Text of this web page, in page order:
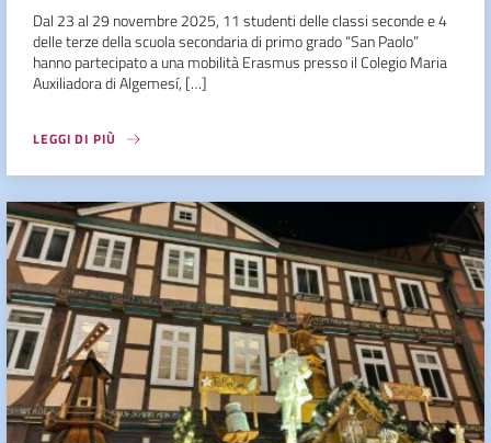
Dal 23 al 29 novembre 2025, 11 studenti delle classi seconde e 4
delle terze della scuola secondaria di primo grado “San Paolo”
hanno partecipato a una mobilità Erasmus presso il Colegio Maria
Auxiliadora di Algemesí, […]
LEGGI DI PIÙ